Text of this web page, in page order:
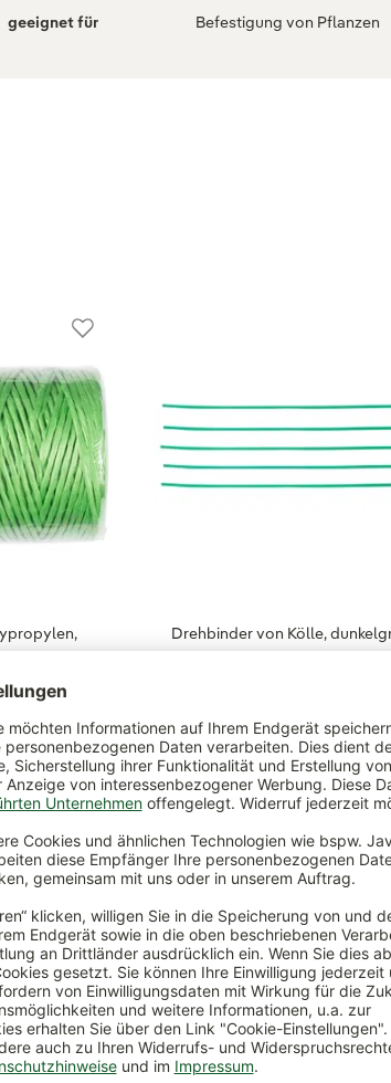
geeignet für Befestigung von Pflanzen
Drehbinder von Kölle,